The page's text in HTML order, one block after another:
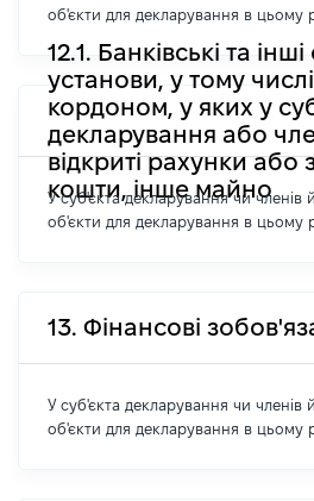
об'єкти для декларування в цьому
12.1. Банківські та
установи, у тому
кордоном, у яких у
декларування або
відкриті рахунки або
кошти, інше майно
У суб'єкта декларування чи членів
об'єкти для декларування в цьому
13. Фінансові
У суб'єкта декларування чи членів
об'єкти для декларування в цьому